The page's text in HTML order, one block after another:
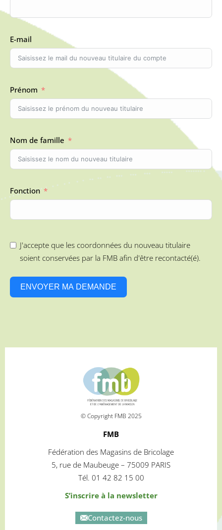
E-mail
Prénom
Nom de famille
Fonction
J'accepte que les coordonnées du nouveau titulaire
soient conservées par la FMB afin d'être recontacté(é).
ENVOYER MA DEMANDE
© Copyright FMB 2025
FMB
Fédération des Magasins de Bricolage
5, rue de Maubeuge – 75009 PARIS
Tél. 01 42 82 15 00
S’inscrire à la newsletter
Contactez-nous